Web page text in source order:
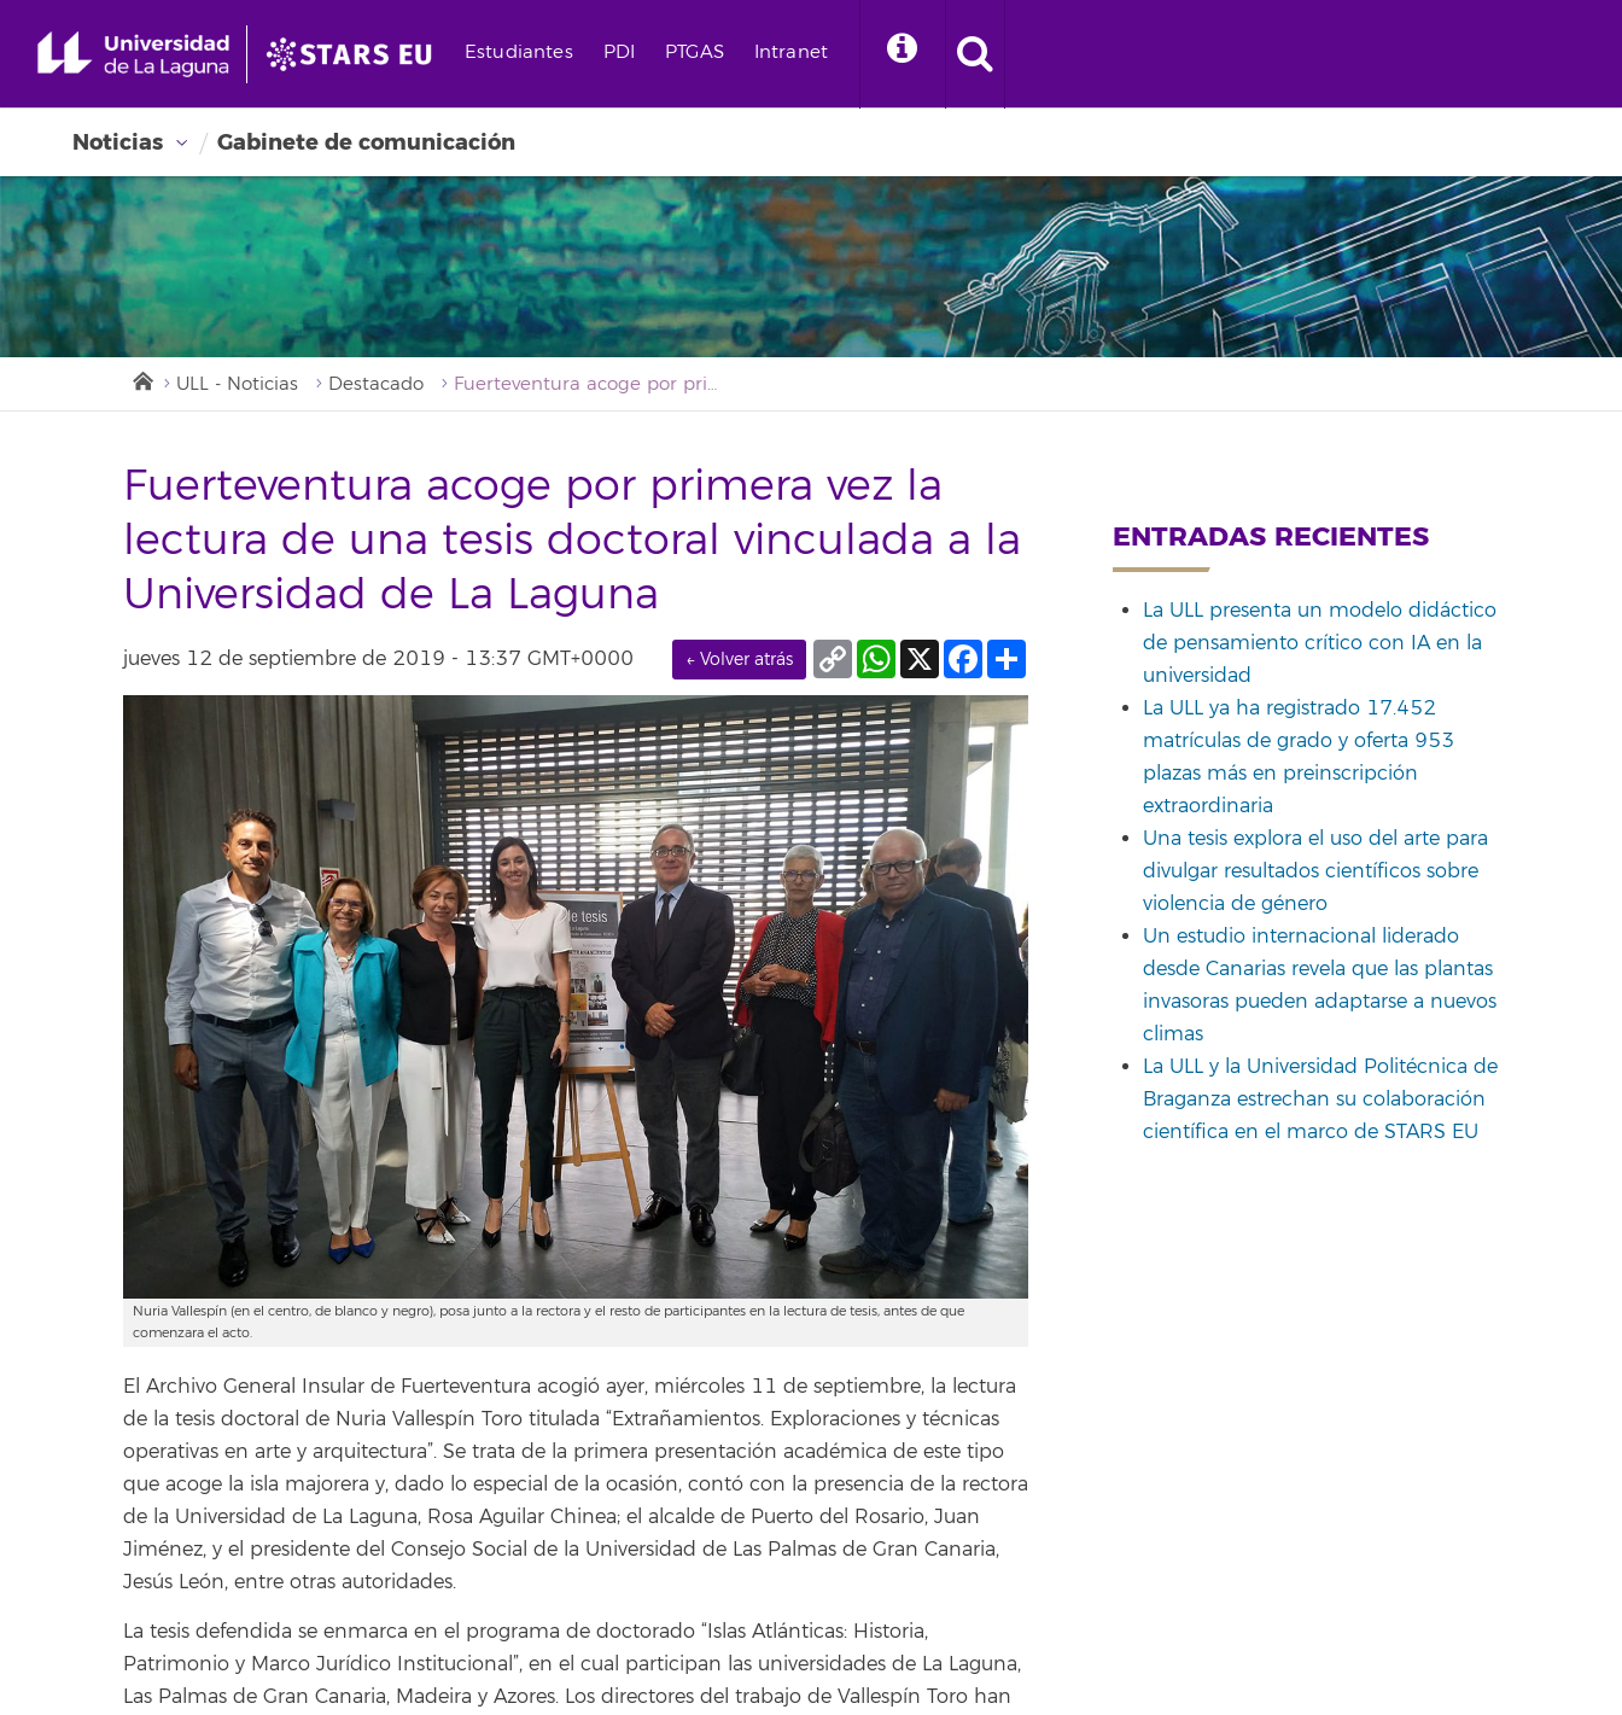
Estudiantes PDI PTGAS Intranet
Noticias Gabinete de comunicación
ULL - Noticias Destacado Fuerteventura acoge por primera vez la lectura de una tesis doctoral vinculada a la Universidad de La Laguna
Fuerteventura acoge por primera vez la
lectura de una tesis doctoral vinculada a la
Universidad de La Laguna
jueves 12 de septiembre de 2019 - 13:37 GMT+0000 ← Volver atrás Facebook
X
WhatsApp
Copy
Link
Nuria Vallespín (en el centro, de blanco y negro), posa junto a la rectora y el resto de participantes en la lectura de tesis, antes de que
comenzara el acto.
El Archivo General Insular de Fuerteventura acogió ayer, miércoles 11 de septiembre, la lectura
de la tesis doctoral de Nuria Vallespín Toro titulada “Extrañamientos. Exploraciones y técnicas
operativas en arte y arquitectura”. Se trata de la primera presentación académica de este tipo
que acoge la isla majorera y, dado lo especial de la ocasión, contó con la presencia de la rectora
de la Universidad de La Laguna, Rosa Aguilar Chinea; el alcalde de Puerto del Rosario, Juan
Jiménez, y el presidente del Consejo Social de la Universidad de Las Palmas de Gran Canaria,
Jesús León, entre otras autoridades.
La tesis defendida se enmarca en el programa de doctorado “Islas Atlánticas: Historia,
Patrimonio y Marco Jurídico Institucional”, en el cual participan las universidades de La Laguna,
Las Palmas de Gran Canaria, Madeira y Azores. Los directores del trabajo de Vallespín Toro han
ENTRADAS RECIENTES
La ULL presenta un modelo didáctico
de pensamiento crítico con IA en la
universidad
La ULL ya ha registrado 17.452
matrículas de grado y oferta 953
plazas más en preinscripción
extraordinaria
Una tesis explora el uso del arte para
divulgar resultados científicos sobre
violencia de género
Un estudio internacional liderado
desde Canarias revela que las plantas
invasoras pueden adaptarse a nuevos
climas
La ULL y la Universidad Politécnica de
Braganza estrechan su colaboración
científica en el marco de STARS EU